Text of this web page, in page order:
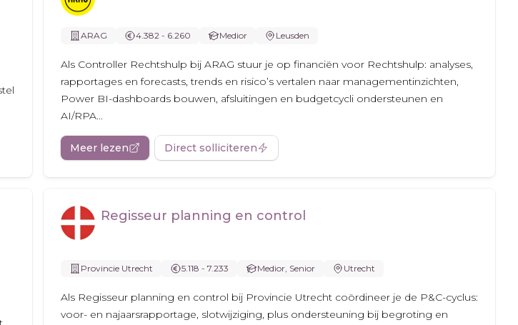
ARAG 4.382 - 6.260 Medior Leusden
Als Controller Rechtshulp bij ARAG stuur je op financiën voor Rechtshulp: analyses,
rapportages en forecasts, trends en risico’s vertalen naar managementinzichten,
Power BI-dashboards bouwen, afsluitingen en budgetcycli ondersteunen en
AI/RPA...
Meer lezen Direct solliciteren
Regisseur planning en control
Provincie Utrecht 5.118 - 7.233 Medior, Senior Utrecht
Als Regisseur planning en control bij Provincie Utrecht coördineer je de P&C-cyclus:
voor- en najaarsrapportage, slotwijziging, plus ondersteuning bij begroting en